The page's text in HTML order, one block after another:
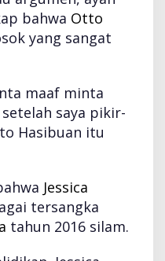
bahwa Otto
yang sangat
maaf minta
saya pikir-
Hasibuan itu
Jessica
tersangka
tahun 2016 silam.